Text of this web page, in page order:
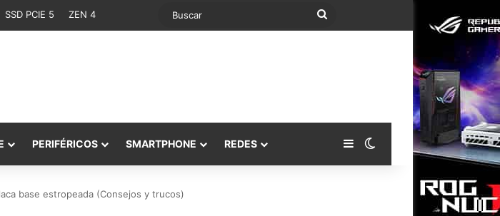
SSD PCIE 5 ZEN 4 Buscar
PERIFÉRICOS SMARTPHONE REDES Barra lateral
Switch skin
base estropeada (Consejos y trucos)